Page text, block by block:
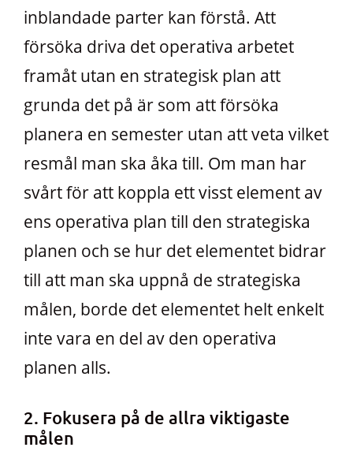
inblandade parter kan förstå. Att
försöka driva det operativa arbetet
framåt utan en strategisk plan att
grunda det på är som att försöka
planera en semester utan att veta vilket
resmål man ska åka till. Om man har
svårt för att koppla ett visst element av
ens operativa plan till den strategiska
planen och se hur det elementet bidrar
till att man ska uppnå de strategiska
målen, borde det elementet helt enkelt
inte vara en del av den operativa
planen alls.
2. Fokusera på de allra viktigaste
målen